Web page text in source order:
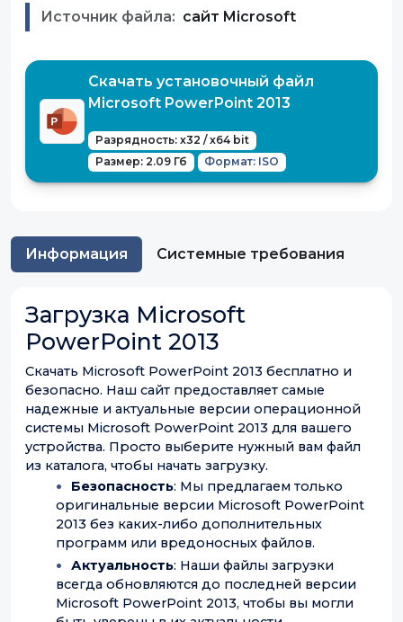
Источник файла: сайт Microsoft
Скачать установочный файл
Microsoft PowerPoint 2013
Разрядность: x32 / x64 bit
Размер: 2.09 Гб
Формат: ISO
Информация Системные требования
Загрузка Microsoft
PowerPoint 2013
Скачать Microsoft PowerPoint 2013 бесплатно и
безопасно. Наш сайт предоставляет самые
надежные и актуальные версии операционной
системы Microsoft PowerPoint 2013 для вашего
устройства. Просто выберите нужный вам файл
из каталога, чтобы начать загрузку.
Безопасность: Мы предлагаем только
оригинальные версии Microsoft PowerPoint
2013 без каких-либо дополнительных
программ или вредоносных файлов.
Актуальность: Наши файлы загрузки
всегда обновляются до последней версии
Microsoft PowerPoint 2013, чтобы вы могли